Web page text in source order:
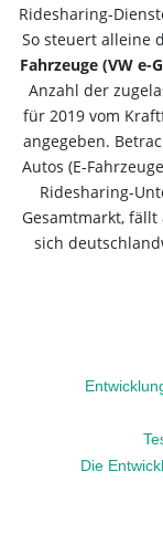
Ridesharing-
So steuert alleine
Fahrzeuge (VW e-
Anzahl der
für 2019 vom
angegeben.
Autos (E-
Ridesharing-
Gesamtmarkt,
sich
Die